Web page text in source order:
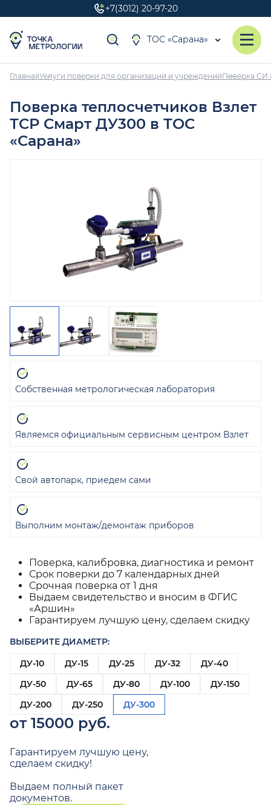
+7(3012) 20-97-20
ТОС «Сарана»
ГлавнаяУслуги поверки для организаций и учрежденийПоверка СИ
Поверка теплосчетчиков Взлет
ТСР Смарт ДУ300 в ТОС
«Сарана»
Поверка, калибровка, диагностика и ремонт
Срок поверки до 7 календарных дней
Срочная поверка от 1 дня
Выдаем свидетельство и вносим в ФГИС
«Аршин»
Гарантируем лучшую цену, сделаем скидку
ВЫБЕРИТЕ ДИАМЕТР:
ДУ-10
ДУ-15 ДУ-25 ДУ-32
ДУ-40
ДУ-50
ДУ-65 ДУ-80 ДУ-100
ДУ-150
ДУ-200
ДУ-250 ДУ-300
от 15000 руб.
Гарантируем лучшую цену,
сделаем скидку!
Выдаем полный пакет
документов.
Собственная метрологическая лаборатория
Являемся официальным сервисным центром Взлет
Свой автопарк, приедем сами
Выполним монтаж/демонтаж приборов